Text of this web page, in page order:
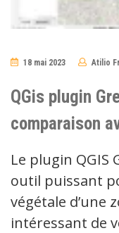
18 mai 2023 Atilio
QGis plugin
comparaison
Le plugin QGIS
outil puissant
végétale d’une
intéressant de